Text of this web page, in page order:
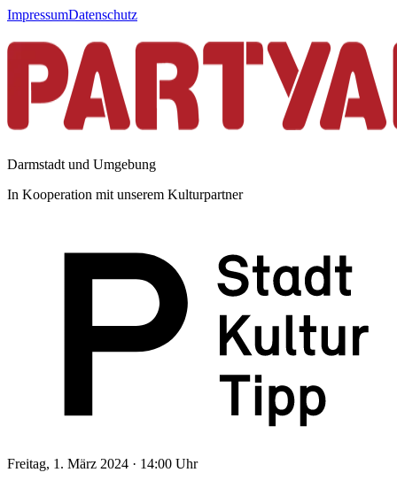
ImpressumDatenschutz
Darmstadt und Umgebung
In Kooperation mit unserem Kulturpartner
Freitag, 1. März 2024 · 14:00 Uhr